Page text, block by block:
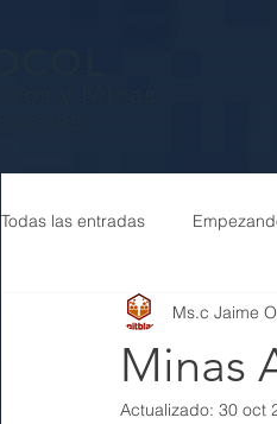
Todas las entradas
Minas
Ms.c Jaime
Actualizado: 30 oct